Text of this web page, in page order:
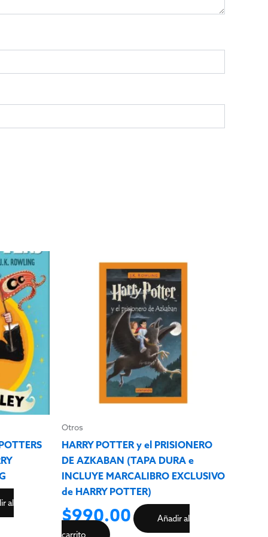
al
Otros
HARRY POTTER y el PRISIONERO
DE AZKABAN (TAPA DURA e
INCLUYE MARCALIBRO EXCLUSIVO
de HARRY POTTER)
$990.00
Añadir al
carrito